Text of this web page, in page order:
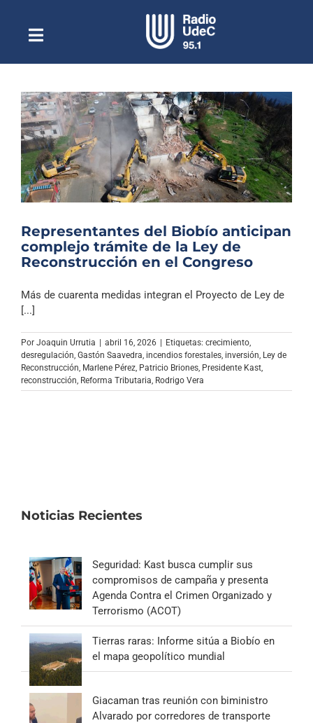
contenidoToggle
NavigationEscuchar Radio UdeC en vivo
Quiénes Somos
Programación
Podcast
Noticias
Columnas
Música Clásica
Especiales
Representantes del Biobío anticipan
complejo trámite de la Ley de
Reconstrucción en el Congreso
Más de cuarenta medidas integran el Proyecto de Ley de
[...]
Por Joaquin Urrutia | abril 16, 2026 | Etiquetas: crecimiento
desregulación Gastón Saavedra incendios forestales inversión Ley de
Reconstrucción Marlene Pérez Patricio Briones Presidente Kast
reconstrucción Reforma Tributaria Rodrigo Vera
Noticias Recientes
Seguridad: Kast busca cumplir sus
compromisos de campaña y presenta
Agenda Contra el Crimen Organizado y
Terrorismo (ACOT)
Tierras raras: Informe sitúa a Biobío en
el mapa geopolítico mundial
Giacaman tras reunión con biministro
Alvarado por corredores de transporte